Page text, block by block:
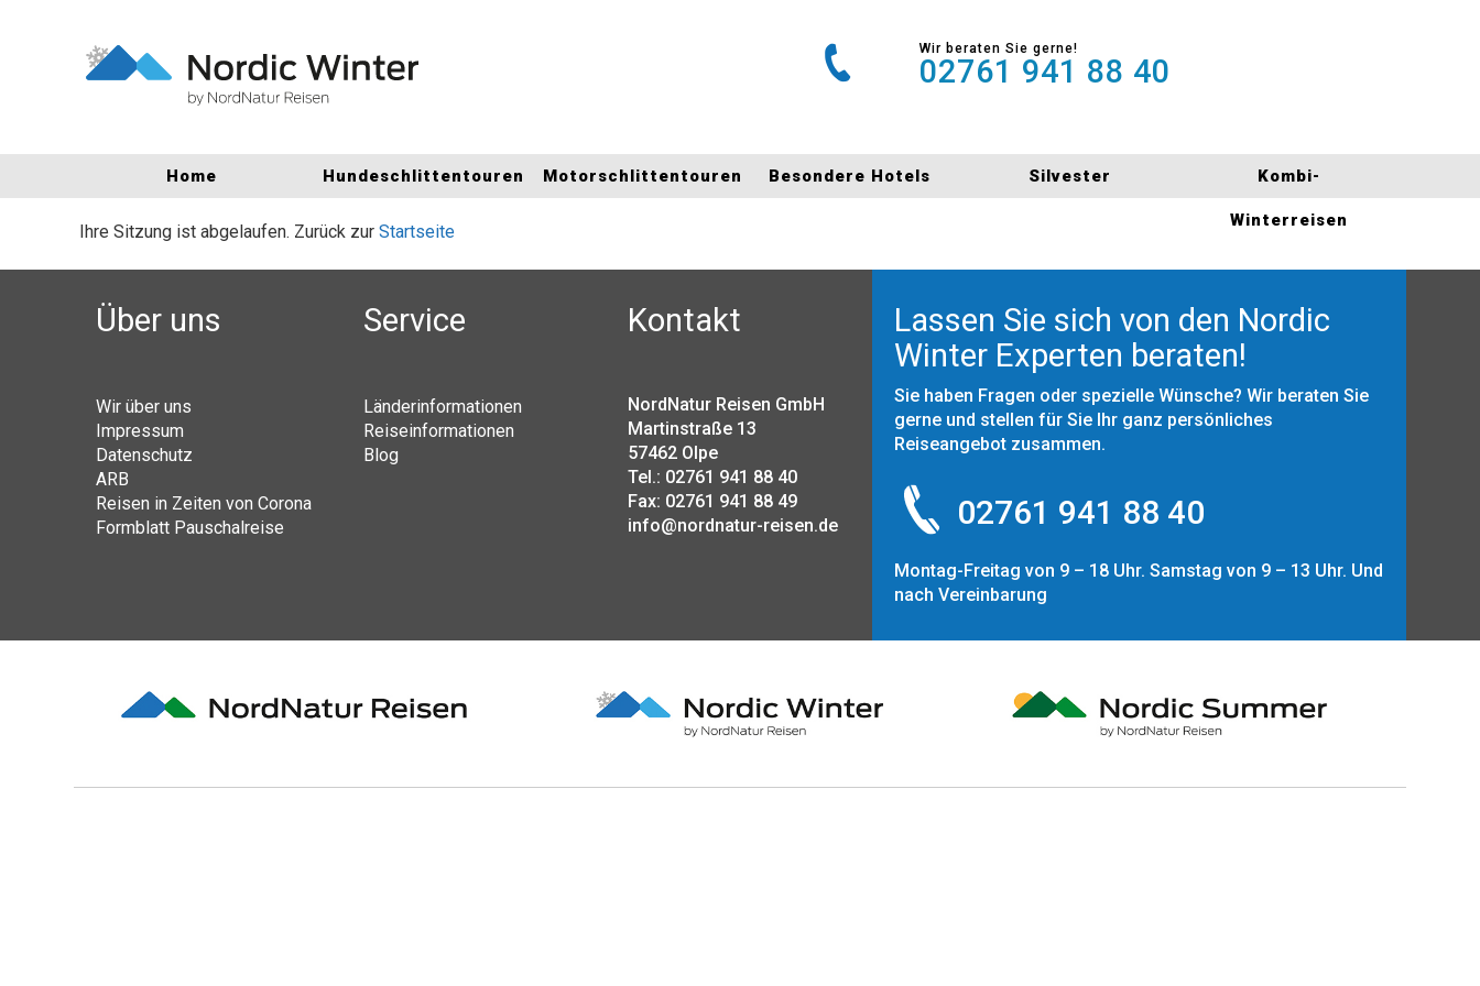
Wir beraten Sie gerne!
02761 941 88 40
Home Hundeschlittentouren Motorschlittentouren Besondere Hotels Silvester Kombi-
Winterreisen
Ihre Sitzung ist abgelaufen. Zurück zur Startseite
Über uns
Wir über uns
Impressum
Datenschutz
ARB
Reisen in Zeiten von Corona
Formblatt Pauschalreise
Service
Länderinformationen
Reiseinformationen
Blog
Kontakt
NordNatur Reisen GmbH
Martinstraße 13
57462 Olpe
Tel.: 02761 941 88 40
Fax: 02761 941 88 49
info@nordnatur-reisen.de
Lassen Sie sich von den Nordic
Winter Experten beraten!
Sie haben Fragen oder spezielle Wünsche? Wir beraten Sie
gerne und stellen für Sie Ihr ganz persönliches
Reiseangebot zusammen.
02761 941 88 40
Montag-Freitag von 9 – 18 Uhr. Samstag von 9 – 13 Uhr. Und
nach Vereinbarung